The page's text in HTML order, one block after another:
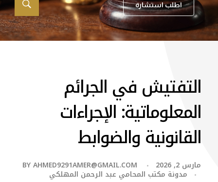
اطلب استشارة
التفتيش في الجرائم
المعلوماتية: الإجراءات
القانونية والضوابط
مارس 2, 2026 BYAHMED9291AMER@GMAIL.COM
مدونة مكتب المحامي عبد الرحمن المهلكي